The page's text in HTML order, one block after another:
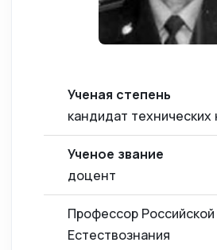
Ученая степень
кандидат технических
Ученое звание
доцент
Профессор
Естествознания